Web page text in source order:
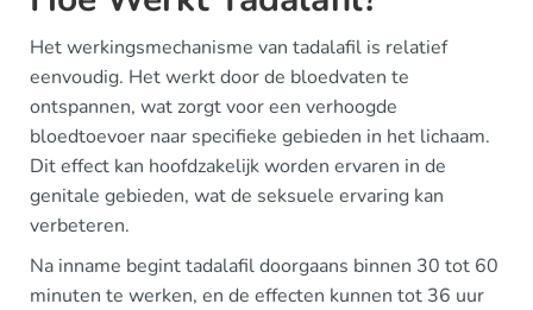
Het werkingsmechanisme van tadalafil is relatief
eenvoudig. Het werkt door de bloedvaten te
ontspannen, wat zorgt voor een verhoogde
bloedtoevoer naar specifieke gebieden in het lichaam.
Dit effect kan hoofdzakelijk worden ervaren in de
genitale gebieden, wat de seksuele ervaring kan
verbeteren.
Na inname begint tadalafil doorgaans binnen 30 tot 60
minuten te werken, en de effecten kunnen tot 36 uur